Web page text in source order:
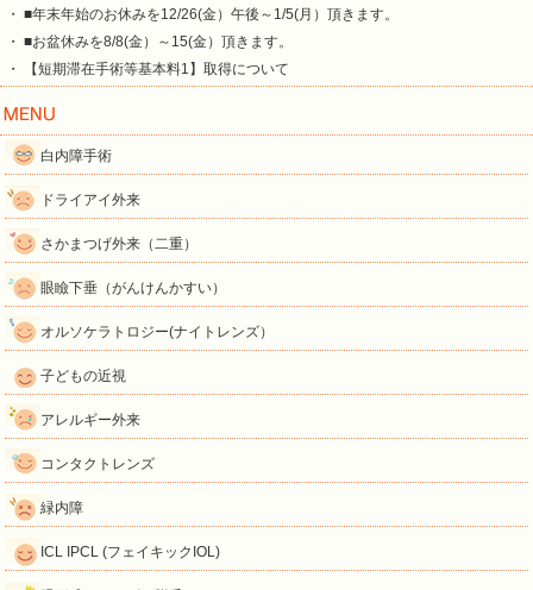
・ ■年末年始のお休みを12/26(金）午後～1/5(月）頂きます。
・ ■お盆休みを8/8(金）～15(金）頂きます。
・ 【短期滞在手術等基本料1】取得について
白内障手術
ドライアイ外来
さかまつげ外来（二重）
眼瞼下垂（がんけんかすい）
オルソケラトロジー(ナイトレンズ）
子どもの近視
アレルギー外来
コンタクトレンズ
緑内障
ICL IPCL (フェイキックIOL)